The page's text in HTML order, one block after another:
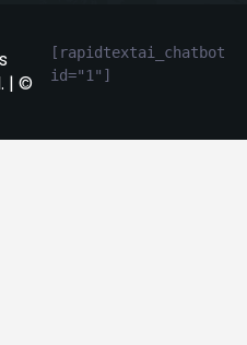
| ©
[rapidtextai_chatbot
id="1"]